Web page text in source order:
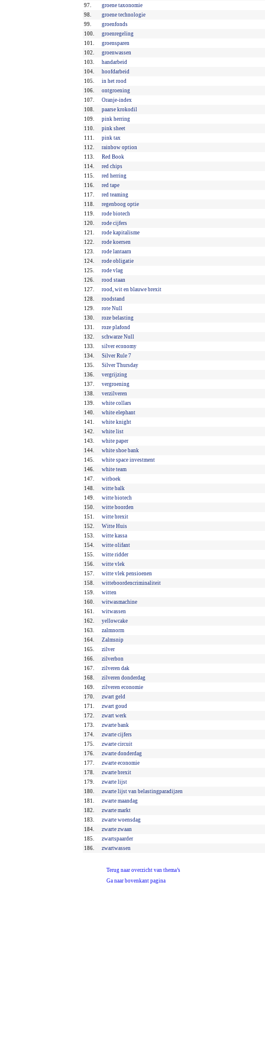
97.
groene taxonomie
98.
groene technologie
99.
groenfonds
100.
groenregeling
101.
groensparen
102.
groenwassen
103.
handarbeid
104.
hoofdarbeid
105.
in het rood
106.
ontgroening
107.
Oranje-index
108.
paarse krokodil
109.
pink herring
110.
pink sheet
111.
pink tax
112.
rainbow option
113.
Red Book
114.
red chips
115.
red herring
116.
red tape
117.
red teaming
118.
regenboog optie
119.
rode biotech
120.
rode cijfers
121.
rode kapitalisme
122.
rode koersen
123.
rode lantaarn
124.
rode obligatie
125.
rode vlag
126.
rood staan
127.
rood, wit en blauwe brexit
128.
roodstand
129.
rote Null
130.
roze belasting
131.
roze plafond
132.
schwarze Null
133.
silver economy
134.
Silver Rule 7
135.
Silver Thursday
136.
vergrijzing
137.
vergroening
138.
verzilveren
139.
white collars
140.
white elephant
141.
white knight
142.
white list
143.
white paper
144.
white shoe bank
145.
white space investment
146.
white team
147.
witboek
148.
witte balk
149.
witte biotech
150.
witte boorden
151.
witte brexit
152.
Witte Huis
153.
witte kassa
154.
witte olifant
155.
witte ridder
156.
witte vlek
157.
witte vlek pensioenen
158.
witteboordencriminaliteit
159.
witten
160.
witwasmachine
161.
witwassen
162.
yellowcake
163.
zalmnorm
164.
Zalmsnip
165.
zilver
166.
zilverbon
167.
zilveren dak
168.
zilveren donderdag
169.
zilveren economie
170.
zwart geld
171.
zwart goud
172.
zwart werk
173.
zwarte bank
174.
zwarte cijfers
175.
zwarte circuit
176.
zwarte donderdag
177.
zwarte economie
178.
zwarte brexit
179.
zwarte lijst
180.
zwarte lijst van belastingparadijzen
181.
zwarte maandag
182.
zwarte markt
183.
zwarte woensdag
184.
zwarte zwaan
185.
zwartspaarder
186.
zwartwassen
Terug naar overzicht van thema’s
Ga naar bovenkant pagina